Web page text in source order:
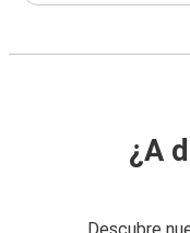
¿A